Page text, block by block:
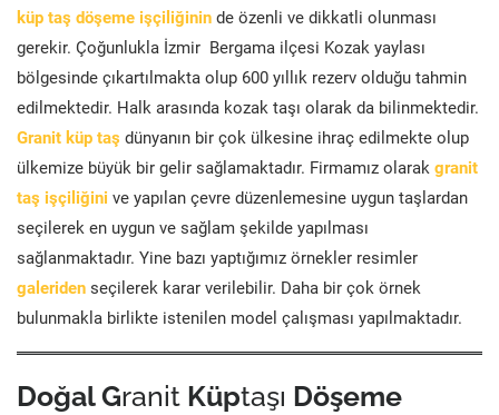
küp taş döşeme işçiliğinin de özenli ve dikkatli olunması
gerekir. Çoğunlukla İzmir Bergama ilçesi Kozak yaylası
bölgesinde çıkartılmakta olup 600 yıllık rezerv olduğu tahmin
edilmektedir. Halk arasında kozak taşı olarak da bilinmektedir.
Granit küp taş dünyanın bir çok ülkesine ihraç edilmekte olup
ülkemize büyük bir gelir sağlamaktadır. Firmamız olarak granit
taş işçiliğini ve yapılan çevre düzenlemesine uygun taşlardan
seçilerek en uygun ve sağlam şekilde yapılması
sağlanmaktadır. Yine bazı yaptığımız örnekler resimler
galeriden seçilerek karar verilebilir. Daha bir çok örnek
bulunmakla birlikte istenilen model çalışması yapılmaktadır.
Doğal Granit Küptaşı Döşeme